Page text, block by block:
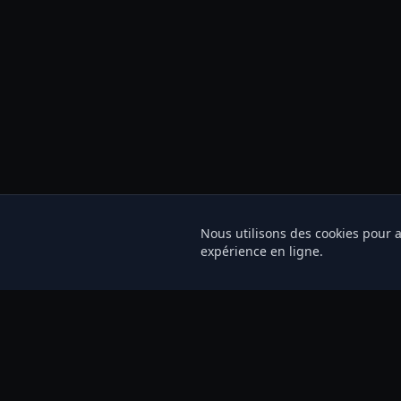
Nous utilisons des cookies pour
expérience en ligne.